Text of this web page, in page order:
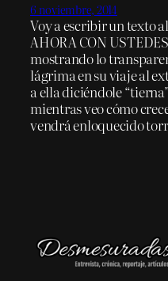
6 noviembre, 2014
Voy a escribir un texto
AHORA CON
mostrando lo
lágrima en su viaje al
a ella diciéndole
mientras veo cómo
vendrá enloquecido